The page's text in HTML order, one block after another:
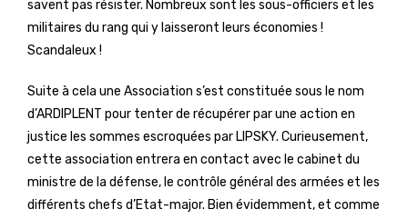
savent pas résister. Nombreux sont les sous-officiers et les
militaires du rang qui y laisseront leurs économies !
Scandaleux !
Suite à cela une Association s’est constituée sous le nom
d’ARDIPLENT pour tenter de récupérer par une action en
justice les sommes escroquées par LIPSKY. Curieusement,
cette association entrera en contact avec le cabinet du
ministre de la défense, le contrôle général des armées et les
différents chefs d’Etat-major. Bien évidemment, et comme